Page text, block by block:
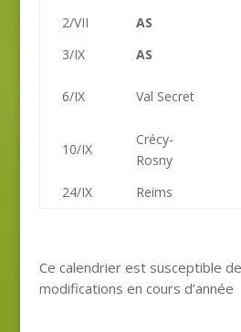
2/VII
AS
3/IX
AS
6/IX Val Secret
10/IX
Crécy-
Rosny
24/IX Reims
Ce calendrier est susceptible
modifications en cours d’année